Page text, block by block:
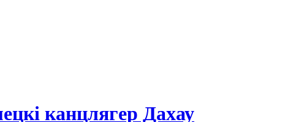
канцлягер Дахау